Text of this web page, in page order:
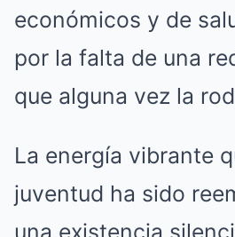
económicos y de
por la falta de una
que alguna vez la
La energía vibrante
juventud ha sido